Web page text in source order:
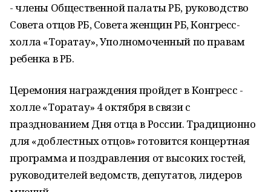
- члены Общественной палаты РБ, руководство
Совета отцов РБ, Совета женщин РБ, Конгресс-
холла «Торатау», Уполномоченный по правам
ребенка в РБ.
Церемония награждения пройдет в Конгресс -
холле «Торатау» 4 октября в связи с
празднованием Дня отца в России. Традиционно
для «доблестных отцов» готовится концертная
программа и поздравления от высоких гостей,
руководителей ведомств, депутатов, лидеров